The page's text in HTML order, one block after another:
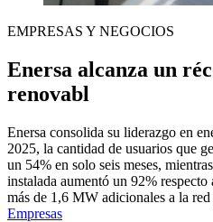
EMPRESAS Y NEGOCIOS
Enersa alcanza un
renovabl
Enersa consolida su liderazgo en
2025, la cantidad de usuarios que
un 54% en solo seis meses,
instalada aumentó un 92%
más de 1,6 MW adicionales a la
Empresas